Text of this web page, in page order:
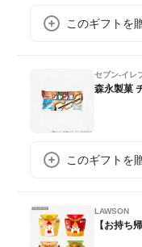
このギフトを
セブン-イレ
森永製菓
このギフトを
LAWSON
【お持ち